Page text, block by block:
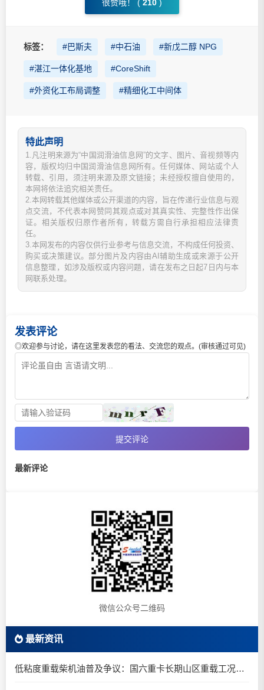
很赞哦！ ( 210 )
标签： #巴斯夫 #中石油 #新戊二醇 NPG
#湛江一体化基地 #CoreShift
#外资化工布局调整 #精细化工中间体
特此声明
1.凡注明来源为“中国润滑油信息网”的文字、图片、音视频等内
容，版权均归中国润滑油信息网所有。任何媒体、网站或个人
转载、引用，须注明来源及原文链接；未经授权擅自使用的，
本网将依法追究相关责任。
2.本网转载其他媒体或公开渠道的内容，旨在传递行业信息与观
点交流，不代表本网赞同其观点或对其真实性、完整性作出保
证。相关版权归原作者所有，转载方需自行承担相应法律责
任。
3.本网发布的内容仅供行业参考与信息交流，不构成任何投资、
购买或决策建议。部分图片及内容由AI辅助生成或来源于公开
信息整理，如涉及版权或内容问题，请在发布之日起7日内与本
网联系处理。
发表评论
◎欢迎参与讨论，请在这里发表您的看法、交流您的观点。(审核通过可见)
提交评论
最新评论
微信公众号二维码
最新资讯
低粘度重载柴机油普及争议：国六重卡长期山区重载工况是否适合0W-20柴油机油？